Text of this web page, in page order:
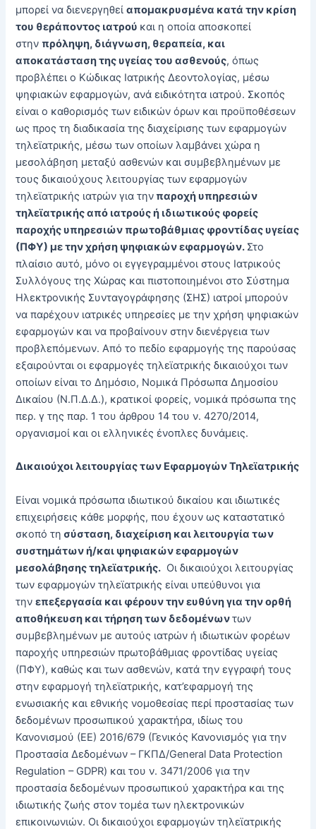
μπορεί να διενεργηθείαπομακρυσμένα κατά την κρίση
του θεράποντος ιατρού και η οποία αποσκοπεί
στην πρόληψη, διάγνωση, θεραπεία, και
αποκατάσταση της υγείας του ασθενούς, όπως
προβλέπει ο Κώδικας Ιατρικής Δεοντολογίας, μέσω
ψηφιακών εφαρμογών, ανά ειδικότητα ιατρού. Σκοπός
είναι ο καθορισμός των ειδικών όρων και προϋποθέσεων
ως προς τη διαδικασία της διαχείρισης των εφαρμογών
τηλεϊατρικής, μέσω των οποίων λαμβάνει χώρα η
μεσολάβηση μεταξύ ασθενών και συμβεβλημένων με
τους δικαιούχους λειτουργίας των εφαρμογών
τηλεϊατρικής ιατρών για την παροχή υπηρεσιών
τηλεϊατρικής από ιατρούς ή ιδιωτικούς φορείς
παροχής υπηρεσιών πρωτοβάθμιας φροντίδας υγείας
(ΠΦΥ) με την χρήση ψηφιακών εφαρμογών. Στο
πλαίσιο αυτό, μόνο οι εγγεγραμμένοι στους Ιατρικούς
Συλλόγους της Χώρας και πιστοποιημένοι στο Σύστημα
Ηλεκτρονικής Συνταγογράφησης (ΣΗΣ) ιατροί μπορούν
να παρέχουν ιατρικές υπηρεσίες με την χρήση ψηφιακών
εφαρμογών και να προβαίνουν στην διενέργεια των
προβλεπόμενων. Από το πεδίο εφαρμογής της παρούσας
εξαιρούνται οι εφαρμογές τηλεϊατρικής δικαιούχοι των
οποίων είναι το Δημόσιο, Νομικά Πρόσωπα Δημοσίου
Δικαίου (Ν.Π.Δ.Δ.), κρατικοί φορείς, νομικά πρόσωπα της
περ. γ της παρ. 1 του άρθρου 14 του ν. 4270/2014,
οργανισμοί και οι ελληνικές ένοπλες δυνάμεις.
Δικαιούχοι λειτουργίας των Εφαρμογών Τηλεϊατρικής
Είναι νομικά πρόσωπα ιδιωτικού δικαίου και ιδιωτικές
επιχειρήσεις κάθε μορφής, που έχουν ως καταστατικό
σκοπό τη σύσταση, διαχείριση και λειτουργία των
συστημάτων ή/και ψηφιακών εφαρμογών
μεσολάβησης τηλεϊατρικής. Οι δικαιούχοι λειτουργίας
των εφαρμογών τηλεϊατρικής είναι υπεύθυνοι για
τηνεπεξεργασία και φέρουν την ευθύνη για την ορθή
αποθήκευση και τήρηση των δεδομένωντων
συμβεβλημένων με αυτούς ιατρών ή ιδιωτικών φορέων
παροχής υπηρεσιών πρωτοβάθμιας φροντίδας υγείας
(ΠΦΥ), καθώς και των ασθενών, κατά την εγγραφή τους
στην εφαρμογή τηλεϊατρικής, κατ’εφαρμογή της
ενωσιακής και εθνικής νομοθεσίας περί προστασίας των
δεδομένων προσωπικού χαρακτήρα, ιδίως του
Κανονισμού (ΕΕ) 2016/679 (Γενικός Κανονισμός για την
Προστασία Δεδομένων – ΓΚΠΔ/General Data Protection
Regulation – GDPR) και του ν. 3471/2006 για την
προστασία δεδομένων προσωπικού χαρακτήρα και της
ιδιωτικής ζωής στον τομέα των ηλεκτρονικών
επικοινωνιών. Οι δικαιούχοι εφαρμογών τηλεϊατρικής